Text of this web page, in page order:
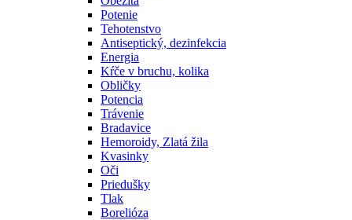
Potenie
Tehotenstvo
Antiseptický, dezinfekcia
Energia
Kŕče v bruchu, kolika
Obličky
Potencia
Trávenie
Bradavice
Hemoroidy, Zlatá žila
Kvasinky
Oči
Priedušky
Tlak
Borelióza